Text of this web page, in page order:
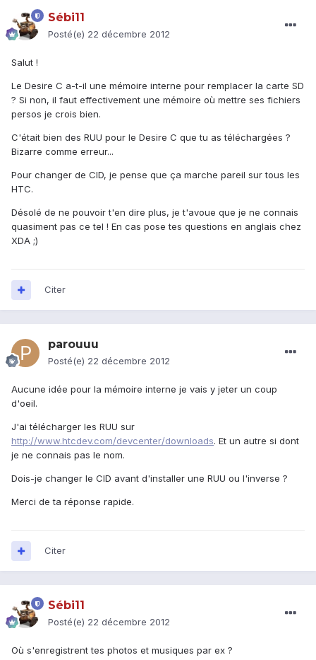
Sébi11
Posté(e) 22 décembre 2012
Salut !
Le Desire C a-t-il une mémoire interne pour remplacer la carte SD
? Si non, il faut effectivement une mémoire où mettre ses fichiers
persos je crois bien.
C'était bien des RUU pour le Desire C que tu as téléchargées ?
Bizarre comme erreur...
Pour changer de CID, je pense que ça marche pareil sur tous les
HTC.
Désolé de ne pouvoir t'en dire plus, je t'avoue que je ne connais
quasiment pas ce tel ! En cas pose tes questions en anglais chez
XDA ;)
Citer
parouuu
Posté(e) 22 décembre 2012
Aucune idée pour la mémoire interne je vais y jeter un coup
d'oeil.
J'ai télécharger les RUU sur
http://www.htcdev.com/devcenter/downloads. Et un autre si dont
je ne connais pas le nom.
Dois-je changer le CID avant d'installer une RUU ou l'inverse ?
Merci de ta réponse rapide.
Citer
Sébi11
Posté(e) 22 décembre 2012
Où s'enregistrent tes photos et musiques par ex ?